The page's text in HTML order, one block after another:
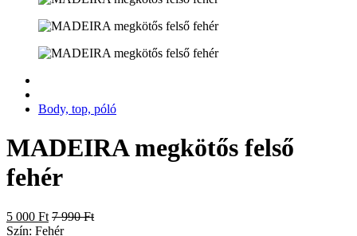
Body, top, póló
MADEIRA megkötős felső
fehér
5 000 Ft 7 990 Ft
Szín: Fehér